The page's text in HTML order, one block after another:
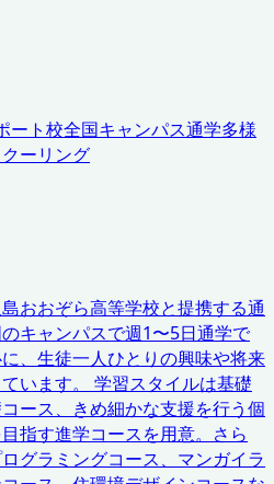
ート校全国キャンパス通学多様
ーリング
おおぞら高等学校と提携する通
キャンパスで週1〜5日通学で
、生徒一人ひとりの興味や将来
います。 学習スタイルは基礎
ース、きめ細かな支援を行う個
指す進学コースを用意。さら
グラミングコース、マンガイラ